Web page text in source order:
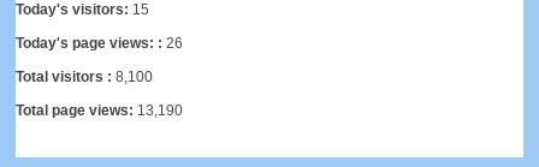
Today's visitors: 15
Today's page views: :26
Total visitors :8,100
Total page views: 13,190